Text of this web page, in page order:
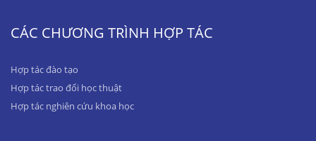
CÁC CHƯƠNG TRÌNH HỢP TÁC
Hợp tác đào tạo
Hợp tác trao đổi học thuật
Hợp tác nghiên cứu khoa học